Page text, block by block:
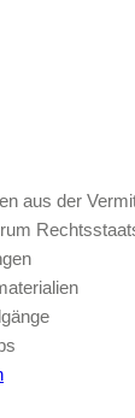
aus der